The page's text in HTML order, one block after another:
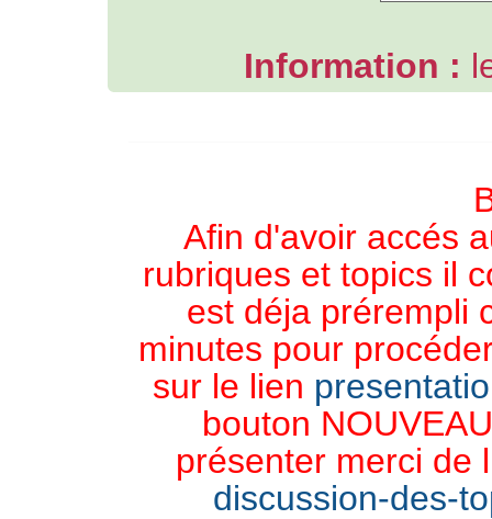
Information :
Afin d'avoir accés
rubriques et topics il
est déja prérempli
minutes pour
sur le lien
bouton
présenter merci de
discussion-des-